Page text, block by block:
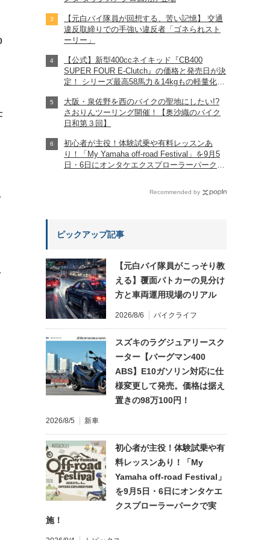
【元白バイ隊員が回想する、苦い記憶】 交通
違反取締りでの手強い違反者「ゴネられスト
ーリー」
【公式】新型400ccネイキッド『CB400
SUPER FOUR E-Clutch』の価格と発売日が決
定！ シリーズ最高58馬力＆14kgもの軽量化!?
【Honda2026新車ニュース】
大阪・泉佐野を西のバイクの聖地にしたい!?
さおりんツーリング開催！【奥沙織のバイク
日和第３回】
初心者が主役！体験試乗や有料レッスンあ
り！「My Yamaha off-road Festival」を9月5
日・6日にオンタケエクスプローラーパークで
Recommended by
ピックアップ記事
【元白バイ隊員がこっそり教
える】覆面パトカーの見分け
方と車両運用現場のリアル
2026/8/6 バイクライフ
スズキのラグジュアリースク
ーター【バーグマン400
ABS】E10ガソリン対応に仕
様変更して発売。価格は据え
置きの98万100円！
2026/8/5 新車
初心者が主役！体験試乗や有
料レッスンあり！「My
Yamaha off-road Festival」
を9月5日・6日にオンタケエ
クスプローラーパークで実
施！